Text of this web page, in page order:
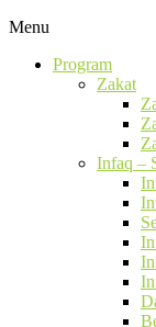
Menu
Program
Zakat
Infaq –